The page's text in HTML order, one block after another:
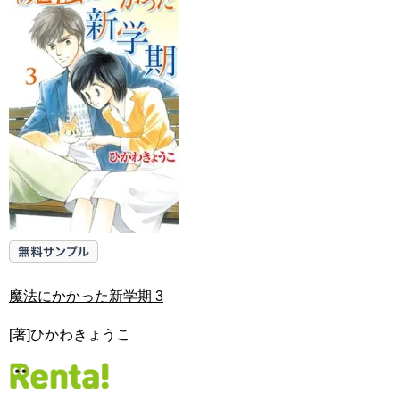
魔法にかかった新学期 3
[著]ひかわきょうこ